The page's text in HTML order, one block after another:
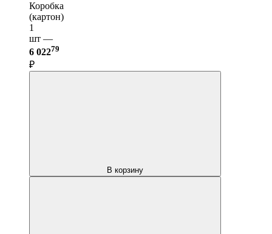
Коробка
(картон)
1
шт —
6 02279
₽
В корзину